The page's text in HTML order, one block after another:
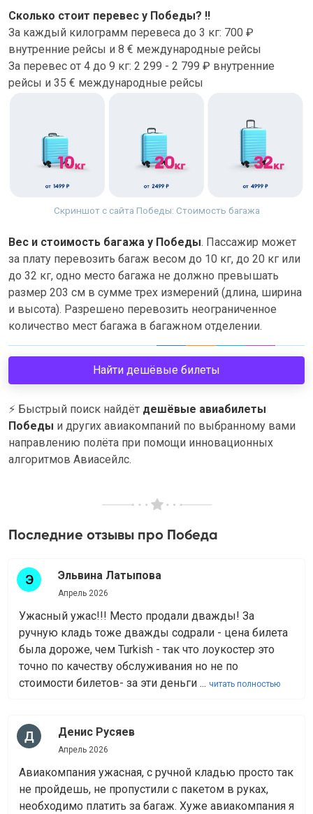
Сколько стоит перевес у Победы? ‼️
За каждый килограмм перевеса до 3 кг: 700 ₽
внутренние рейсы и 8 € международные рейсы
За перевес от 4 до 9 кг: 2 299 - 2 799 ₽ внутренние
рейсы и 35 € международные рейсы
Скриншот с сайта Победы: Стоимость багажа
Вес и стоимость багажа у Победы. Пассажир может
за плату перевозить багаж весом до 10 кг, до 20 кг или
до 32 кг, одно место багажа не должно превышать
размер 203 см в сумме трех измерений (длина, ширина
и высота). Разрешено перевозить неограниченное
количество мест багажа в багажном отделении.
Найти дешёвые билеты
⚡ Быстрый поиск найдёт дешёвые авиабилеты
Победы и других авиакомпаний по выбранному вами
направлению полёта при помощи инновационных
алгоритмов Авиасейлс.
Последние отзывы про Победа
Эльвина Латыпова
Апрель 2026
Ужасный ужас!!! Место продали дважды! За
ручную кладь тоже дважды содрали - цена билета
была дороже, чем Turkish - так что лоукостер это
точно по качеству обслуживания но не по
стоимости билетов- за эти деньги ... читать полностью
Денис Русяев
Апрель 2026
Авиакомпания ужасная, с ручной кладью просто так
не пройдешь, не пропустили с пакетом в руках,
необходимо платить за багаж. Хуже авиакомпания я